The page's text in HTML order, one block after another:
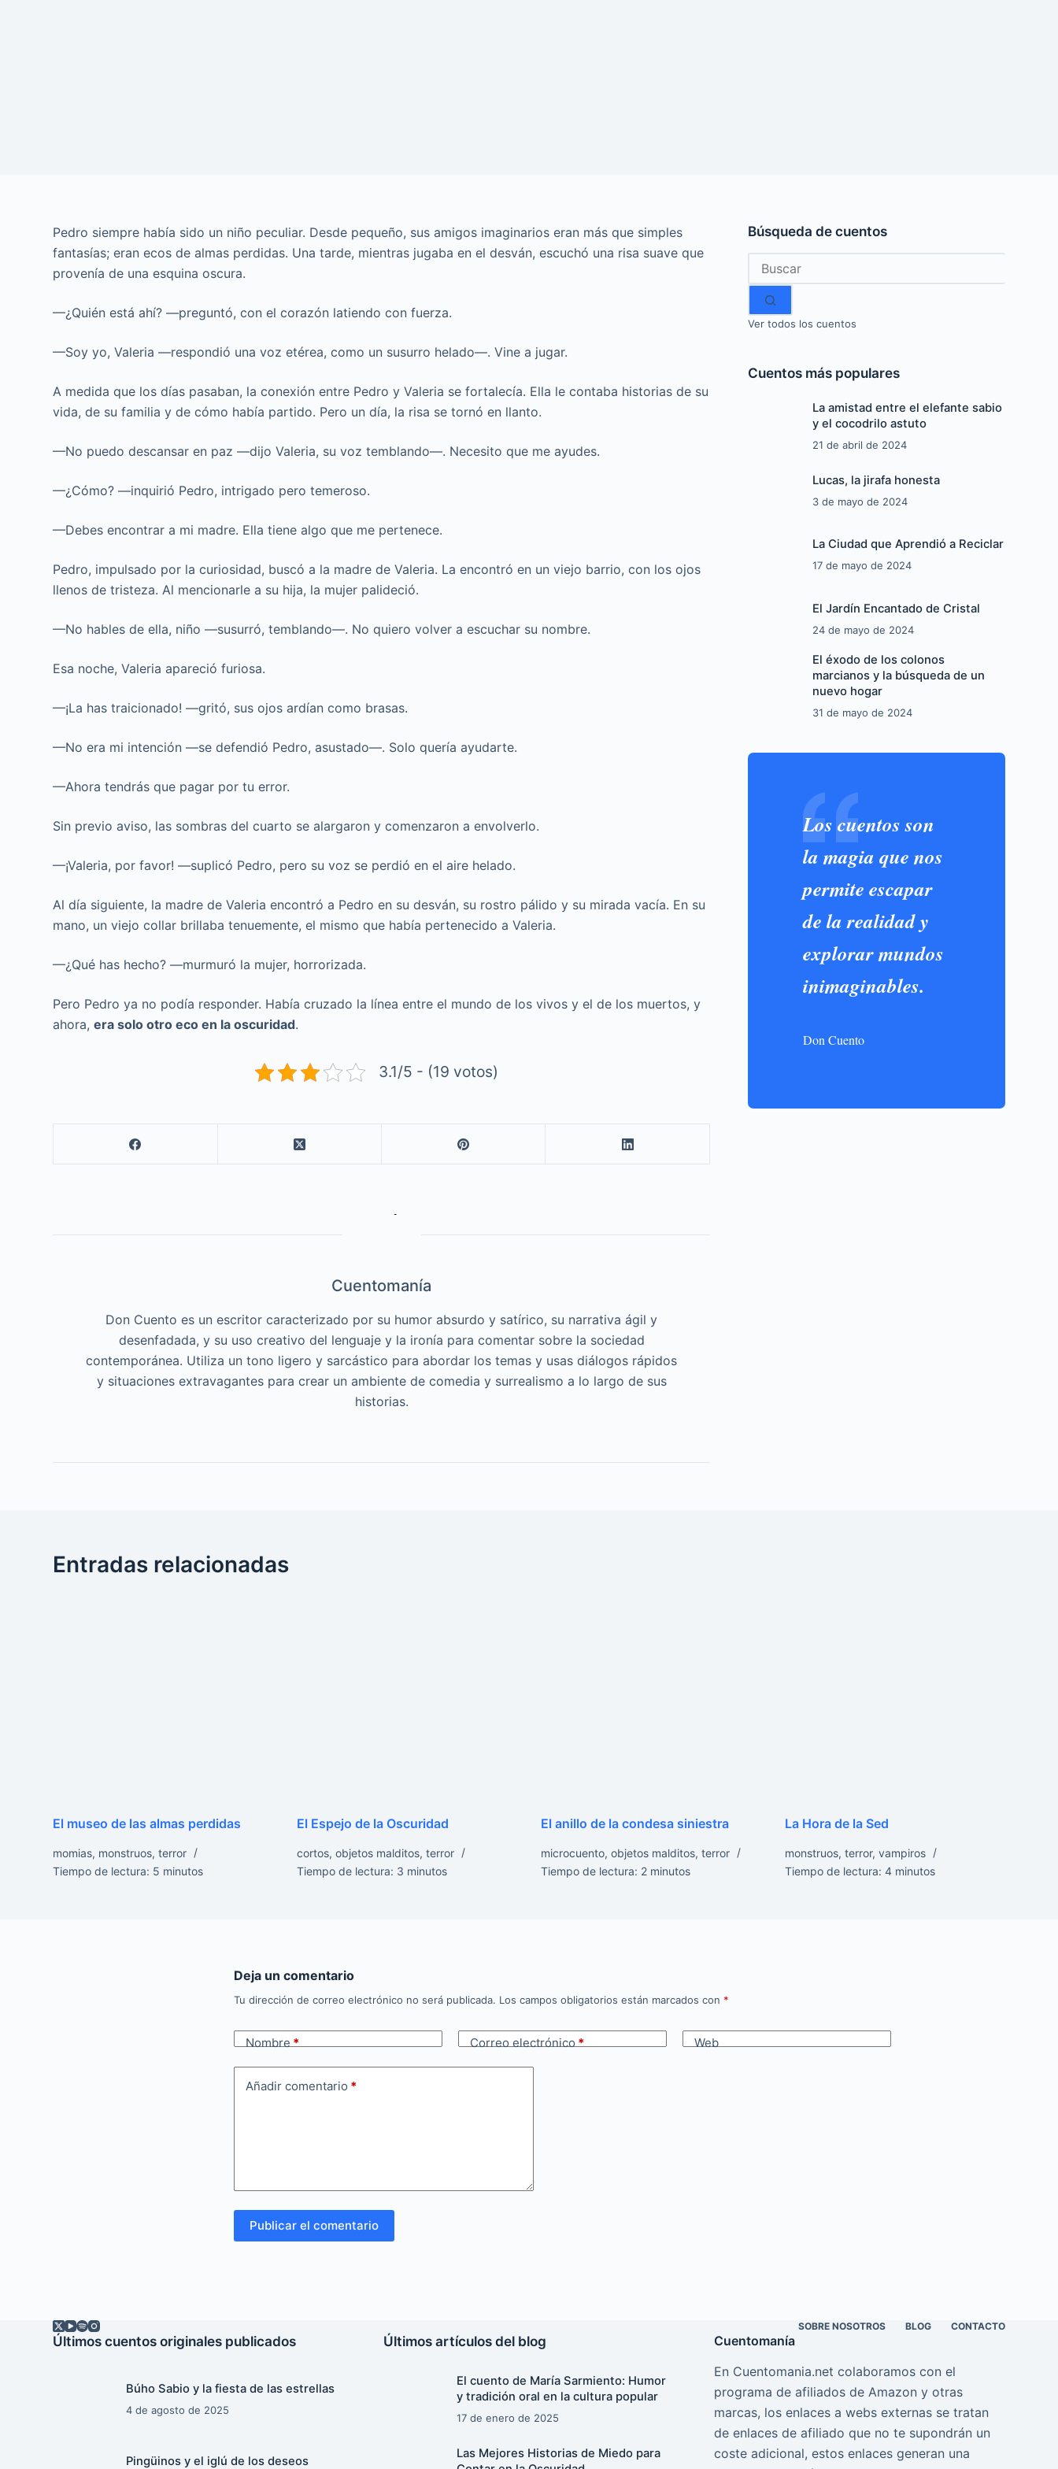
Pedro siempre había sido un niño peculiar. Desde pequeño, sus amigos imaginarios eran más que simples
fantasías; eran ecos de almas perdidas. Una tarde, mientras jugaba en el desván, escuchó una risa suave que
provenía de una esquina oscura.
—¿Quién está ahí? —preguntó, con el corazón latiendo con fuerza.
—Soy yo, Valeria —respondió una voz etérea, como un susurro helado—. Vine a jugar.
A medida que los días pasaban, la conexión entre Pedro y Valeria se fortalecía. Ella le contaba historias de su
vida, de su familia y de cómo había partido. Pero un día, la risa se tornó en llanto.
—No puedo descansar en paz —dijo Valeria, su voz temblando—. Necesito que me ayudes.
—¿Cómo? —inquirió Pedro, intrigado pero temeroso.
—Debes encontrar a mi madre. Ella tiene algo que me pertenece.
Pedro, impulsado por la curiosidad, buscó a la madre de Valeria. La encontró en un viejo barrio, con los ojos
llenos de tristeza. Al mencionarle a su hija, la mujer palideció.
—No hables de ella, niño —susurró, temblando—. No quiero volver a escuchar su nombre.
Esa noche, Valeria apareció furiosa.
—¡La has traicionado! —gritó, sus ojos ardían como brasas.
—No era mi intención —se defendió Pedro, asustado—. Solo quería ayudarte.
—Ahora tendrás que pagar por tu error.
Sin previo aviso, las sombras del cuarto se alargaron y comenzaron a envolverlo.
—¡Valeria, por favor! —suplicó Pedro, pero su voz se perdió en el aire helado.
Al día siguiente, la madre de Valeria encontró a Pedro en su desván, su rostro pálido y su mirada vacía. En su
mano, un viejo collar brillaba tenuemente, el mismo que había pertenecido a Valeria.
—¿Qué has hecho? —murmuró la mujer, horrorizada.
Pero Pedro ya no podía responder. Había cruzado la línea entre el mundo de los vivos y el de los muertos, y
ahora,era solo otro eco en la oscuridad.
3.1/5 - (19 votos)
Cuentomanía
Don Cuento es un escritor caracterizado por su humor absurdo y satírico, su narrativa ágil y
desenfadada, y su uso creativo del lenguaje y la ironía para comentar sobre la sociedad
contemporánea. Utiliza un tono ligero y sarcástico para abordar los temas y usas diálogos rápidos
y situaciones extravagantes para crear un ambiente de comedia y surrealismo a lo largo de sus
historias.
Búsqueda de cuentos
Sin
resultados
Ver todos los cuentos
Cuentos más populares
La amistad entre el elefante sabio
y el cocodrilo astuto
21 de abril de 2024
Lucas, la jirafa honesta
3 de mayo de 2024
La Ciudad que Aprendió a Reciclar
17 de mayo de 2024
El Jardín Encantado de Cristal
24 de mayo de 2024
El éxodo de los colonos
marcianos y la búsqueda de un
nuevo hogar
31 de mayo de 2024
Los cuentos son
la magia que nos
permite escapar
de la realidad y
explorar mundos
inimaginables.
Don Cuento
Entradas relacionadas
El museo de las almas perdidas
momias, monstruos,terror
Tiempo de lectura: 5 minutos
El Espejo de la Oscuridad
cortos,objetos malditos,terror
Tiempo de lectura: 3 minutos
El anillo de la condesa siniestra
microcuento, objetos malditos, terror
Tiempo de lectura: 2 minutos
La Hora de la Sed
monstruos, terror, vampiros
Tiempo de lectura: 4 minutos
Deja un comentario
Tu dirección de correo electrónico no será publicada. Los campos obligatorios están marcados con *
Nombre* Correo electrónico* Web
Añadir comentario *
Publicar el comentario
SOBRE NOSOTROS BLOG CONTACTO
Últimos cuentos originales publicados
Búho Sabio y la fiesta de las estrellas
4 de agosto de 2025
Pingüinos y el iglú de los deseos
Últimos artículos del blog
El cuento de María Sarmiento: Humor
y tradición oral en la cultura popular
17 de enero de 2025
Las Mejores Historias de Miedo para
Cuentomanía
En Cuentomania.net colaboramos con el
programa de afiliados de Amazon y otras
marcas, los enlaces a webs externas se tratan
de enlaces de afiliado que no te supondrán un
coste adicional, estos enlaces generan una